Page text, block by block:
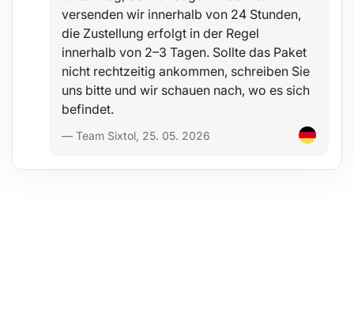
versenden wir innerhalb von 24 Stunden,
die Zustellung erfolgt in der Regel
innerhalb von 2–3 Tagen. Sollte das Paket
nicht rechtzeitig ankommen, schreiben Sie
uns bitte und wir schauen nach, wo es sich
befindet.
— Team Sixtol, 25. 05. 2026